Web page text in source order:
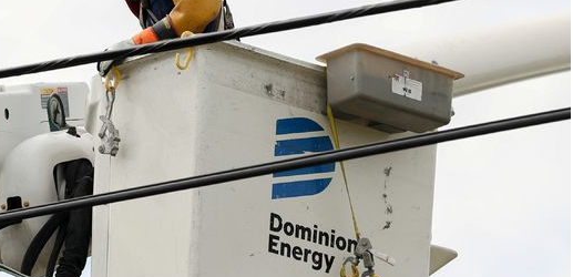
품 15% 관세, 120일 후
0.06%↓